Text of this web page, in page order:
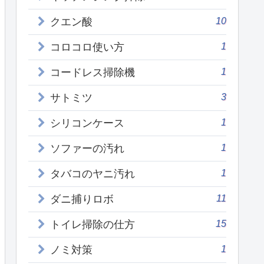
クエン酸 10
コロコロ使い方 1
コードレス掃除機 1
サトミツ 3
シリコンケース 1
ソファーの汚れ 1
タバコのヤニ汚れ 1
ダニ捕りロボ 11
トイレ掃除の仕方 15
ノミ対策 1